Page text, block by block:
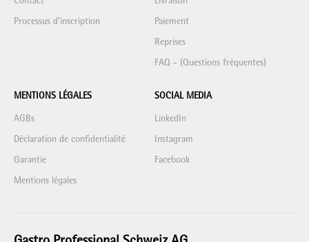
Processus d'inscription Paiement
Reprises
FAQ - (Questions fréquentes)
MENTIONS LÉGALES
AGBs
Déclaration de confidentialité
Garantie
Mentions légales
SOCIAL MEDIA
LinkedIn
Instagram
Facebook